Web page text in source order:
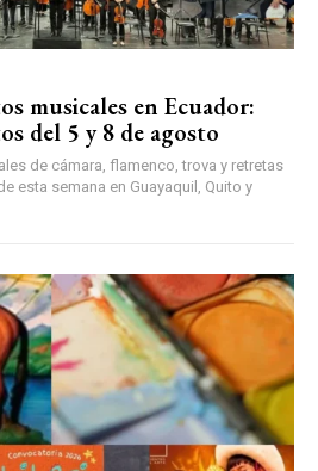
musicales en Ecuador:
del 5 y 8 de agosto
de cámara, flamenco, trova y retretas
esta semana en Guayaquil, Quito y